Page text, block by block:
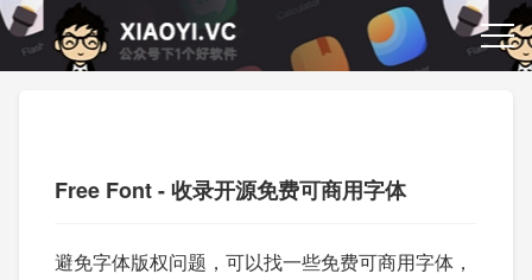
Free Font - 收录开源免费可商用字体
避免字体版权问题，可以找一些免费可商用字体，